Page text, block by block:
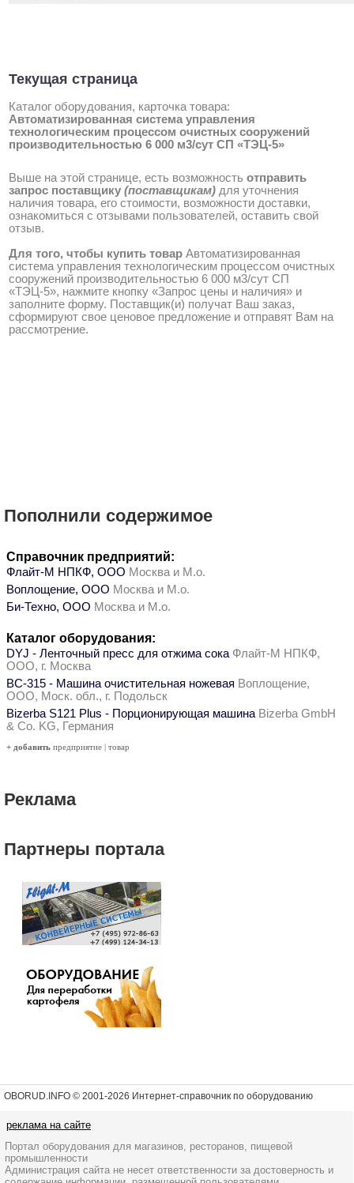
Текущая страница
Каталог оборудования, карточка товара:
Автоматизированная система управления
технологическим процессом очистных сооружений
производительностью 6 000 м3/сут СП «ТЭЦ-5»
Выше на этой странице, есть возможность отправить
запрос поставщику (поставщикам) для уточнения
наличия товара, его стоимости, возможности доставки,
ознакомиться с отзывами пользователей, оставить свой
отзыв.
Для того, чтобы купить товар Автоматизированная
система управления технологическим процессом очистных
сооружений производительностью 6 000 м3/сут СП
«ТЭЦ-5», нажмите кнопку «Запрос цены и наличия» и
заполните форму. Поставщик(и) получат Ваш заказ,
сформируют свое ценовое предложение и отправят Вам на
рассмотрение.
Пополнили содержимое
Справочник предприятий:
Флайт-М НПКФ, ООО Москва и М.о.
Воплощение, ООО Москва и М.о.
Би-Техно, ООО Москва и М.о.
Каталог оборудования:
DYJ - Ленточный пресс для отжима сока Флайт-М НПКФ,
ООО, г. Москва
ВС-315 - Машина очистительная ножевая Воплощение,
ООО, Моск. обл., г. Подольск
Bizerba S121 Plus - Порционирующая машина Bizerba GmbH
& Co. KG, Германия
+ добавить предприятие | товар
Реклама
Партнеры портала
OBORUD.INFO © 2001-2026 Интернет-справочник по оборудованию
реклама на сайте
Портал оборудования для магазинов, ресторанов, пищевой
промышленности
Администрация сайта не несет ответственности за достоверность и